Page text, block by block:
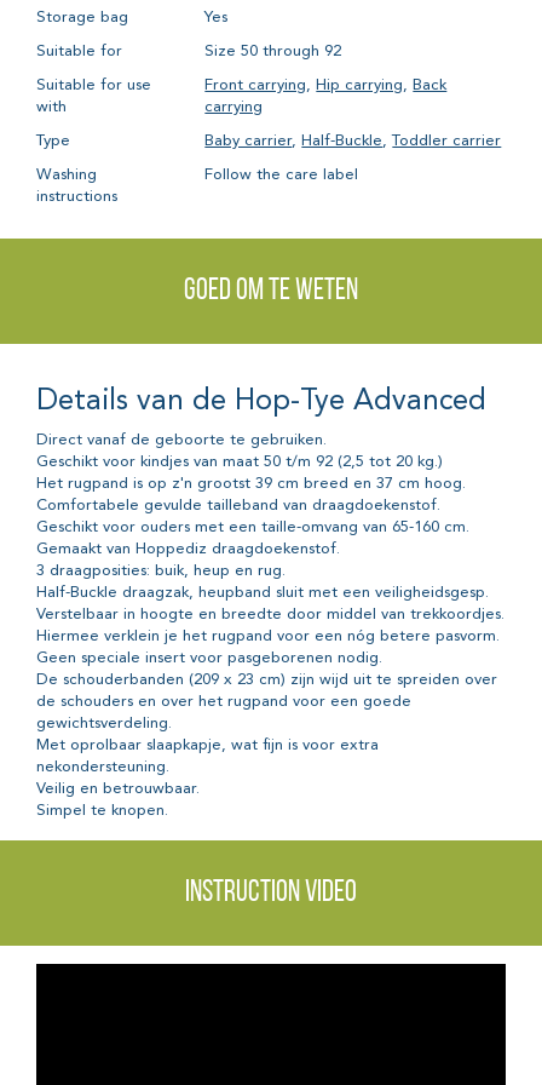
Storage bag Yes
Suitable for Size 50 through 92
Suitable for use
with
Front carrying, Hip carrying, Back
carrying
Type Baby carrier, Half-Buckle,Toddler carrier
Washing
instructions
Follow the care label
Goed om te weten
Details van de Hop-Tye Advanced
Direct vanaf de geboorte te gebruiken.
Geschikt voor kindjes van maat 50 t/m 92 (2,5 tot 20 kg.)
Het rugpand is op z'n grootst 39 cm breed en 37 cm hoog.
Comfortabele gevulde tailleband van draagdoekenstof.
Geschikt voor ouders met een taille-omvang van 65-160 cm.
Gemaakt van Hoppediz draagdoekenstof.
3 draagposities: buik, heup en rug.
Half-Buckle draagzak, heupband sluit met een veiligheidsgesp.
Verstelbaar in hoogte en breedte door middel van trekkoordjes.
Hiermee verklein je het rugpand voor een nóg betere pasvorm.
Geen speciale insert voor pasgeborenen nodig.
De schouderbanden (209 x 23 cm) zijn wijd uit te spreiden over
de schouders en over het rugpand voor een goede
gewichtsverdeling.
Met oprolbaar slaapkapje, wat fijn is voor extra
nekondersteuning.
Veilig en betrouwbaar.
Simpel te knopen.
Instruction video